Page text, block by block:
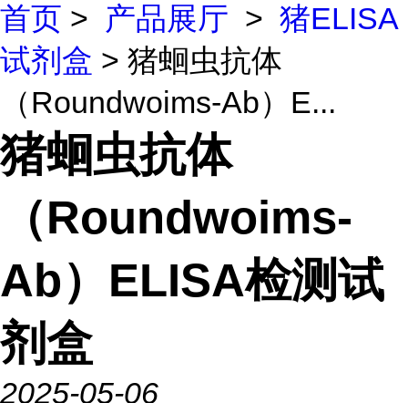
首页 > 产品展厅 > 猪ELISA
试剂盒 > 猪蛔虫抗体
（Roundwoims-Ab）E...
猪蛔虫抗体
（Roundwoims-
Ab）ELISA检测试
剂盒
2025-05-06